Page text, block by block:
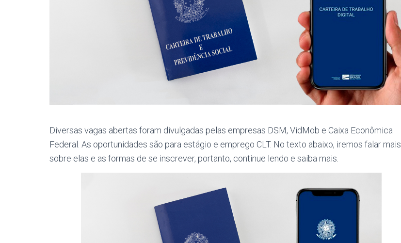
Diversas vagas abertas foram divulgadas pelas empresas DSM, VidMob e Caixa Econômica
Federal. As oportunidades são para estágio e emprego CLT. No texto abaixo, iremos falar mais
sobre elas e as formas de se inscrever, portanto, continue lendo e saiba mais.